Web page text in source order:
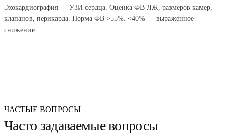
Эхокардиография — УЗИ сердца. Оценка ФВ ЛЖ, размеров камер,
клапанов, перикарда. Норма ФВ >55%. <40% — выраженное
снижение.
ЧАСТЫЕ ВОПРОСЫ
Часто задаваемые вопросы